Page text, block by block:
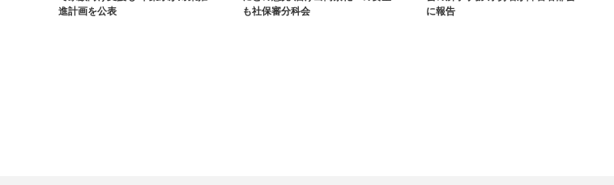
進計画を公表
も社保審分科会
に報告